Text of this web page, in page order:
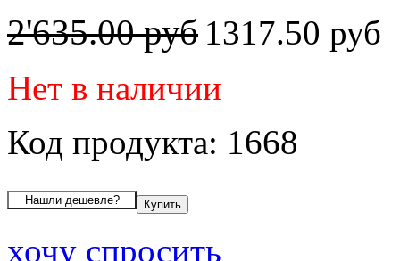
2'635.00 руб 1317.50 руб
Нет в наличии
Код продукта: 1668
хочу спросить